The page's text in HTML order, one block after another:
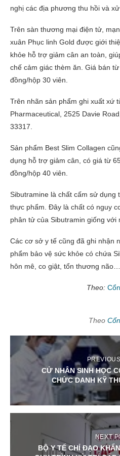
nghị các địa phương thu hồi và
Trên sàn thương mại điện tử,
xuân Phục linh Gold được giới
khỏe hỗ trợ giảm cân an toàn,
chế cảm giác thèm ăn. Giá bán
đồng/hộp 30 viên.
Trên nhãn sản phẩm ghi xuất xứ
Pharmaceutical, 2525 Davie
33317.
Sản phẩm Best Slim Collagen
dụng hỗ trợ giảm cân, có giá từ
đồng/hộp 40 viên.
Sibutramine là chất cấm sử dụng
thực phẩm. Đây là chất có nguy
phân tử của Sibutramin giống với
Các cơ sở y tế cũng đã ghi nhận
phẩm bảo vệ sức khỏe có chứa
hôn mê, co giật, tổn thương não…
Theo:
Theo
CỬ NHÂN SINH HỌC
CHỨC DANH KỸ
NEXT
BỘ Y TẾ CHỈ ĐẠO